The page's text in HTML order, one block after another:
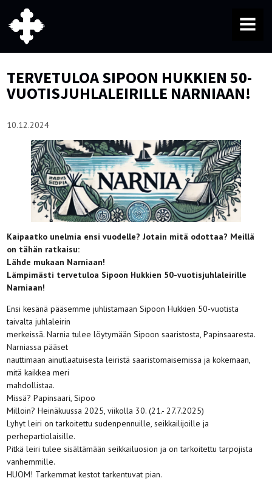
MENU
TERVETULOA SIPOON HUKKIEN 50-
VUOTISJUHLALEIRILLE NARNIAAN!
10.12.2024
Kaipaatko unelmia ensi vuodelle? Jotain mitä odottaa? Meillä
on tähän ratkaisu:
Lähde mukaan Narniaan!
Lämpimästi tervetuloa Sipoon Hukkien 50-vuotisjuhlaleirille
Narniaan!
Ensi kesänä pääsemme juhlistamaan Sipoon Hukkien 50-vuotista
taivalta juhlaleirin
merkeissä. Narnia tulee löytymään Sipoon saaristosta, Papinsaaresta.
Narniassa pääset
nauttimaan ainutlaatuisesta leiristä saaristomaisemissa ja kokemaan,
mitä kaikkea meri
mahdollistaa.
Missä? Papinsaari, Sipoo
Milloin? Heinäkuussa 2025, viikolla 30. (21.- 27.7.2025)
Lyhyt leiri on tarkoitettu sudenpennuille, seikkailijoille ja
perhepartiolaisille.
Pitkä leiri tulee sisältämään seikkailuosion ja on tarkoitettu tarpojista
vanhemmille.
HUOM! Tarkemmat kestot tarkentuvat pian.